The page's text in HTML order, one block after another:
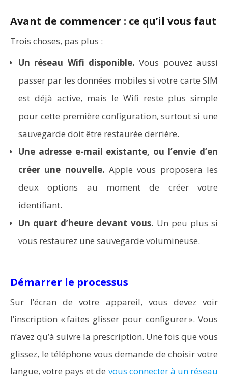
Comment programmer l’arrêt automatique de son pc
sous Windows 10 ?
Aspirateurs Xiaomi : Top 11 des meilleurs modèles de
la marque
Avant de commencer : ce qu’il vous faut
Trois choses, pas plus :
Un réseau Wifi disponible. Vous pouvez aussi
passer par les données mobiles si votre carte SIM
est déjà active, mais le Wifi reste plus simple
pour cette première configuration, surtout si une
sauvegarde doit être restaurée derrière.
Une adresse e-mail existante, ou l’envie d’en
créer une nouvelle. Apple vous proposera les
deux options au moment de créer votre
identifiant.
Un quart d’heure devant vous. Un peu plus si
vous restaurez une sauvegarde volumineuse.
Démarrer le processus
Sur l’écran de votre appareil, vous devez voir
l’inscription « faites glisser pour configurer ». Vous
n’avez qu’à suivre la prescription. Une fois que vous
glissez, le téléphone vous demande de choisir votre
langue, votre pays et de vous connecter à un réseau